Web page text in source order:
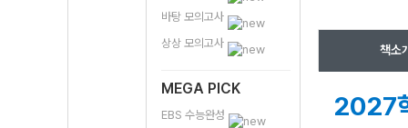
바탕 모의고사
상상 모의고사
MEGA PICK
EBS 수능완성
책소
2027